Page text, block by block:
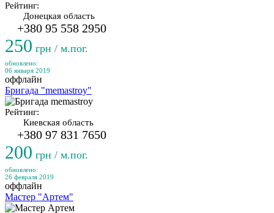
Рейтинг:
Донецкая область
+380 95 558 2950
250 грн / м.пог.
обновлено:
06 января 2019
оффлайн
Бригада "memastroy"
Рейтинг:
Киевская область
+380 97 831 7650
200 грн / м.пог.
обновлено:
26 февраля 2019
оффлайн
Мастер "Артем"